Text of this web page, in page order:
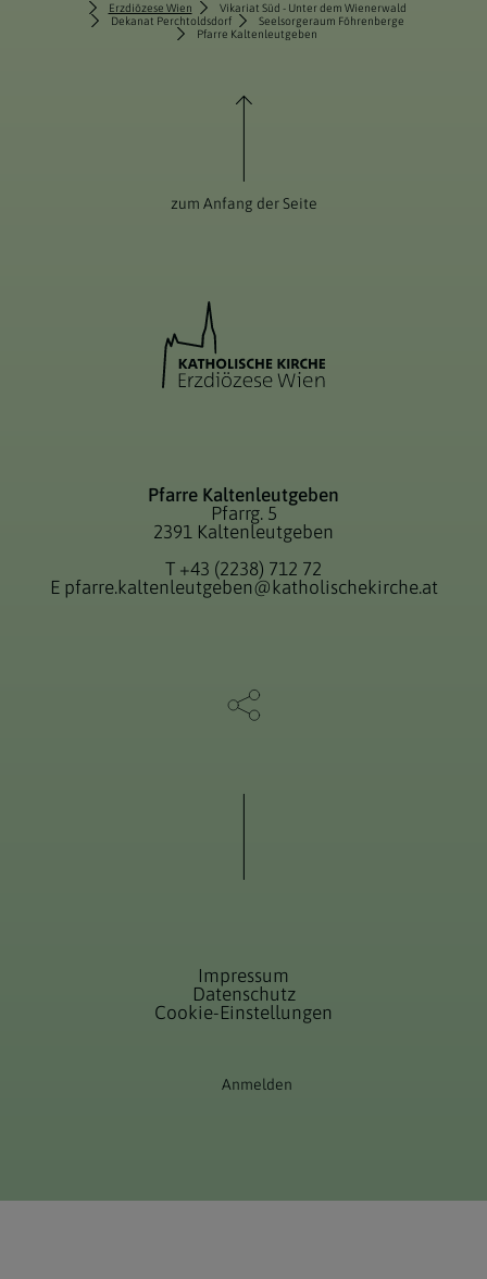
Erzdiözese Wien
Vikariat Süd - Unter dem Wienerwald
Dekanat Perchtoldsdorf
Seelsorgeraum Föhrenberge
Pfarre Kaltenleutgeben
zum Anfang der Seite
Pfarre Kaltenleutgeben
Pfarrg. 5
2391 Kaltenleutgeben
T +43 (2238) 712 72
E pfarre.kaltenleutgeben@katholischekirche.at
Impressum
Datenschutz
Cookie-Einstellungen
Anmelden